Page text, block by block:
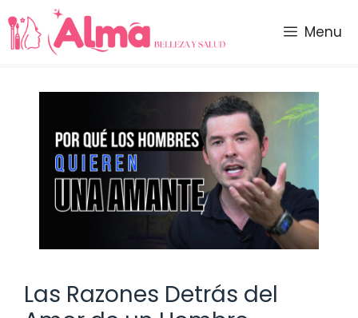
Saltar
al
contenido
Menu
Las Razones Detrás del